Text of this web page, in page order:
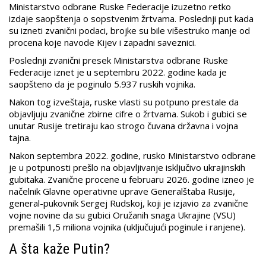
Ministarstvo odbrane Ruske Federacije izuzetno retko
izdaje saopštenja o sopstvenim žrtvama. Poslednji put kada
su izneti zvanični podaci, brojke su bile višestruko manje od
procena koje navode Kijev i zapadni saveznici.
Poslednji zvanični presek Ministarstva odbrane Ruske
Federacije iznet je u septembru 2022. godine kada je
saopšteno da je poginulo 5.937 ruskih vojnika.
Nakon tog izveštaja, ruske vlasti su potpuno prestale da
objavljuju zvanične zbirne cifre o žrtvama. Sukob i gubici se
unutar Rusije tretiraju kao strogo čuvana državna i vojna
tajna.
Nakon septembra 2022. godine, rusko Ministarstvo odbrane
je u potpunosti prešlo na objavljivanje isključivo ukrajinskih
gubitaka. Zvanične procene u februaru 2026. godine izneo je
načelnik Glavne operativne uprave Generalštaba Rusije,
general-pukovnik Sergej Rudskoj, koji je izjavio za zvanične
vojne novine da su gubici Oružanih snaga Ukrajine (VSU)
premašili 1,5 miliona vojnika (uključujući poginule i ranjene).
A šta kaže Putin?